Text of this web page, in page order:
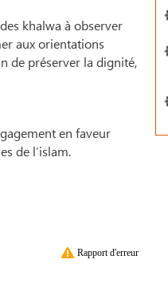
khalwa à observer
aux orientations
de préserver la dignité,
en faveur
de l’islam.
Rapport d'erreur